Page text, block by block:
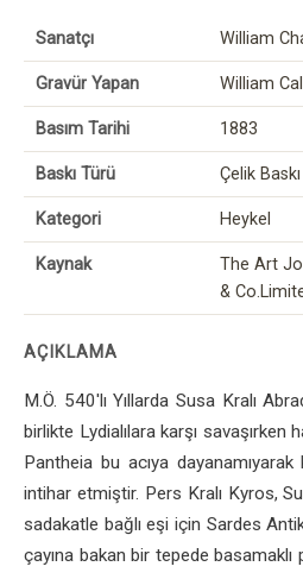
Sanatçı William
Gravür Yapan William
Basım Tarihi 1883
Baskı Türü Çelik Baskı
Kategori Heykel
Kaynak
The Art
&
AÇIKLAMA
M.Ö. 540'lı Yıllarda Susa Kralı
birlikte Lydialılara karşı savaşırken
Pantheia bu acıya dayanamıyarak
intihar etmiştir. Pers Kralı Kyros,
sadakatle bağlı eşi için Sardes
çayına bakan bir tepede